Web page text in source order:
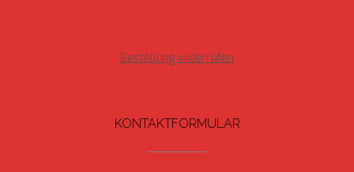
Bestellung widerrufen
KONTAKTFORMULAR